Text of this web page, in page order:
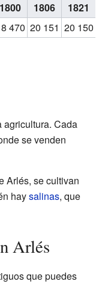
1800 1806 1821
470 20 151 20 150
agricultura. Cada
se venden
Arlés, se cultivan
haysalinas, que
Arlés
que puedes